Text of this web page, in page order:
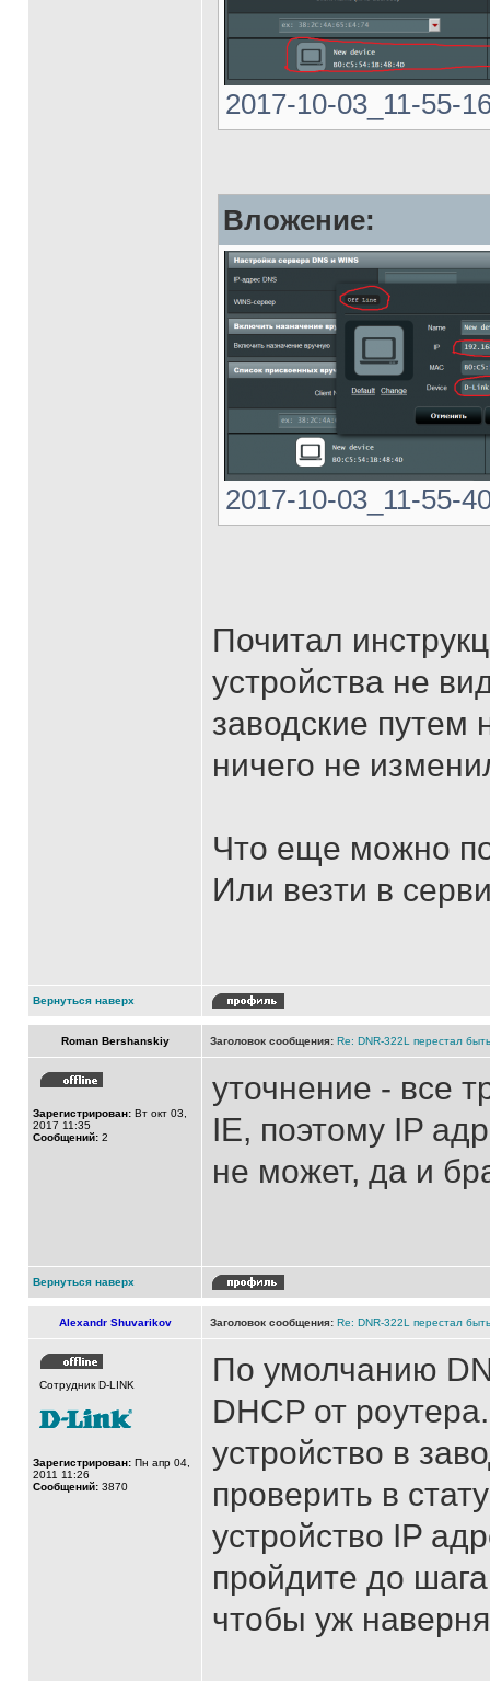
2017-10-03_11-55-
Вложение:
2017-10-03_11-55-
Почитал
устройства не
заводские путем
ничего не
Что еще можно
Или везти в
Вернуться наверх
Roman Bershanskiy Заголовок сообщения: Re: DNR-322L перестал
Зарегистрирован: Вт окт 03,
2017 11:35
Сообщений: 2
уточнение - все
IE, поэтому IP
не может, да и
Вернуться наверх
Alexandr Shuvarikov Заголовок сообщения: Re: DNR-322L перестал
Сотрудник D-LINK
Зарегистрирован: Пн апр 04,
2011 11:26
Сообщений: 3870
По умолчанию
DHCP от
устройство в
проверить в
устройство IP
пройдите до
чтобы уж